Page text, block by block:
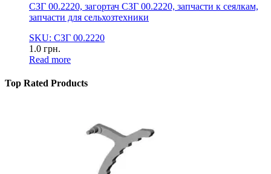
СЗГ 00.2220, загортач СЗГ 00.2220, запчасти к сеялкам,
запчасти для сельхозтехники
SKU: СЗГ 00.2220
1.0 грн.
Read more
Top Rated Products